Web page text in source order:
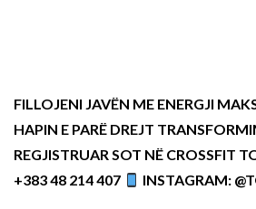
FILLOJENI JAVËN ME ENERGJI
HAPIN E PARË DREJT
REGJISTRUAR SOT NË CROSSFIT
+383 48 214 407
INSTAGRAM: